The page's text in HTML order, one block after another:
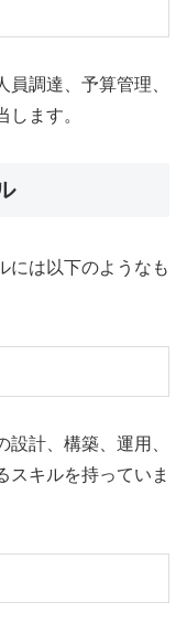
調達、予算管理、
ます。
には以下のようなも
計、構築、運用、
スキルを持っていま